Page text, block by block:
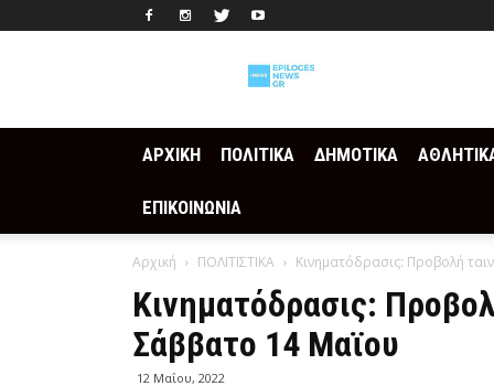
ΑΡΧΙΚΗ ΠΟΛΙΤΙΚΑ ΔΗΜΟΤΙΚΑ
ΕΠΙΚΟΙΝΩΝΙΑ
Αρχική ΠΟΛΙΤΙΣΤΙΚΑ Κινηματόδρασις: Προβολή
Κινηματόδρασις:
Σάββατο 14 Μαϊου
12 Μαΐου, 2022